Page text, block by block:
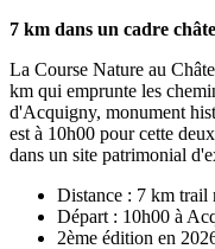
7 km dans un cadre
La Course Nature au
km qui emprunte les
d'Acquigny, monument
est à 10h00 pour cette
dans un site patrimonial
Distance : 7 km trail
Départ : 10h00 à
2ème édition en